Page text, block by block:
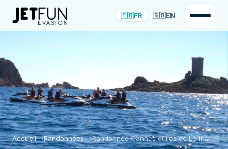
🇫🇷FR 🇬🇧EN
Accueil Randonnées Randonnée Cannes et îles de Lérins